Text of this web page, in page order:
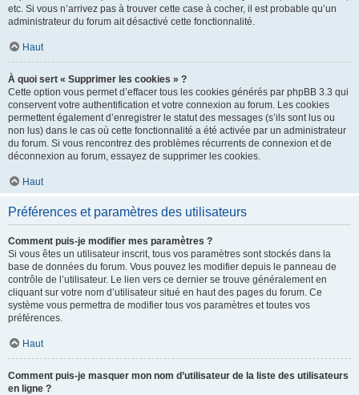
etc. Si vous n’arrivez pas à trouver cette case à cocher, il est probable qu’un
administrateur du forum ait désactivé cette fonctionnalité.
Haut
À quoi sert « Supprimer les cookies » ?
Cette option vous permet d’effacer tous les cookies générés par phpBB 3.3 qui
conservent votre authentification et votre connexion au forum. Les cookies
permettent également d’enregistrer le statut des messages (s’ils sont lus ou
non lus) dans le cas où cette fonctionnalité a été activée par un administrateur
du forum. Si vous rencontrez des problèmes récurrents de connexion et de
déconnexion au forum, essayez de supprimer les cookies.
Haut
Préférences et paramètres des utilisateurs
Comment puis-je modifier mes paramètres ?
Si vous êtes un utilisateur inscrit, tous vos paramètres sont stockés dans la
base de données du forum. Vous pouvez les modifier depuis le panneau de
contrôle de l’utilisateur. Le lien vers ce dernier se trouve généralement en
cliquant sur votre nom d’utilisateur situé en haut des pages du forum. Ce
système vous permettra de modifier tous vos paramètres et toutes vos
préférences.
Haut
Comment puis-je masquer mon nom d’utilisateur de la liste des utilisateurs
en ligne ?